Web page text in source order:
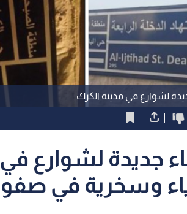
لشوارع في مدينة الكرك
جديدة لشوارع في
وسخرية في